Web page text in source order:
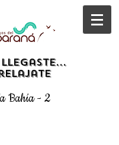
llegaste...
Bahía - 2